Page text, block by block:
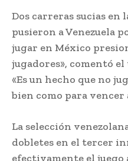
Dos carreras sucias
pusieron a Venezuela
jugar en México
jugadores», comentó
«Es un hecho que no
bien como para vencer
La selección
dobletes en el tercer
efectivamente el juego